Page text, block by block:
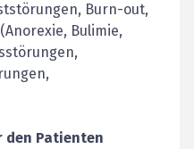
Burn-out,
Bulimie,
den Patienten